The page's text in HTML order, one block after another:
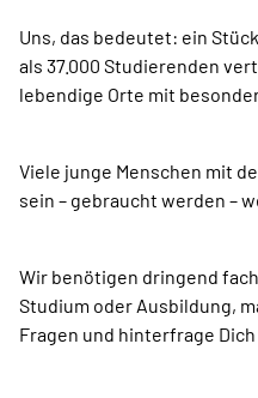
Uns, das bedeutet: ein
als 37.000 Studierenden
lebendige Orte mit
Viele junge Menschen mit
sein – gebraucht werden –
Wir benötigen dringend
Studium oder Ausbildung,
Fragen und hinterfrage